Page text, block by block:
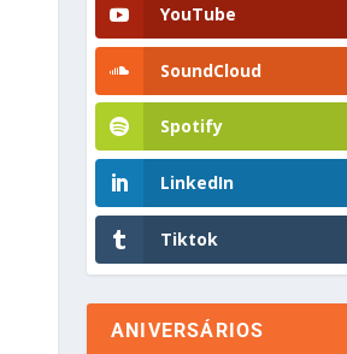
YouTube
SoundCloud
Spotify
LinkedIn
Tiktok
ANIVERSÁRIOS